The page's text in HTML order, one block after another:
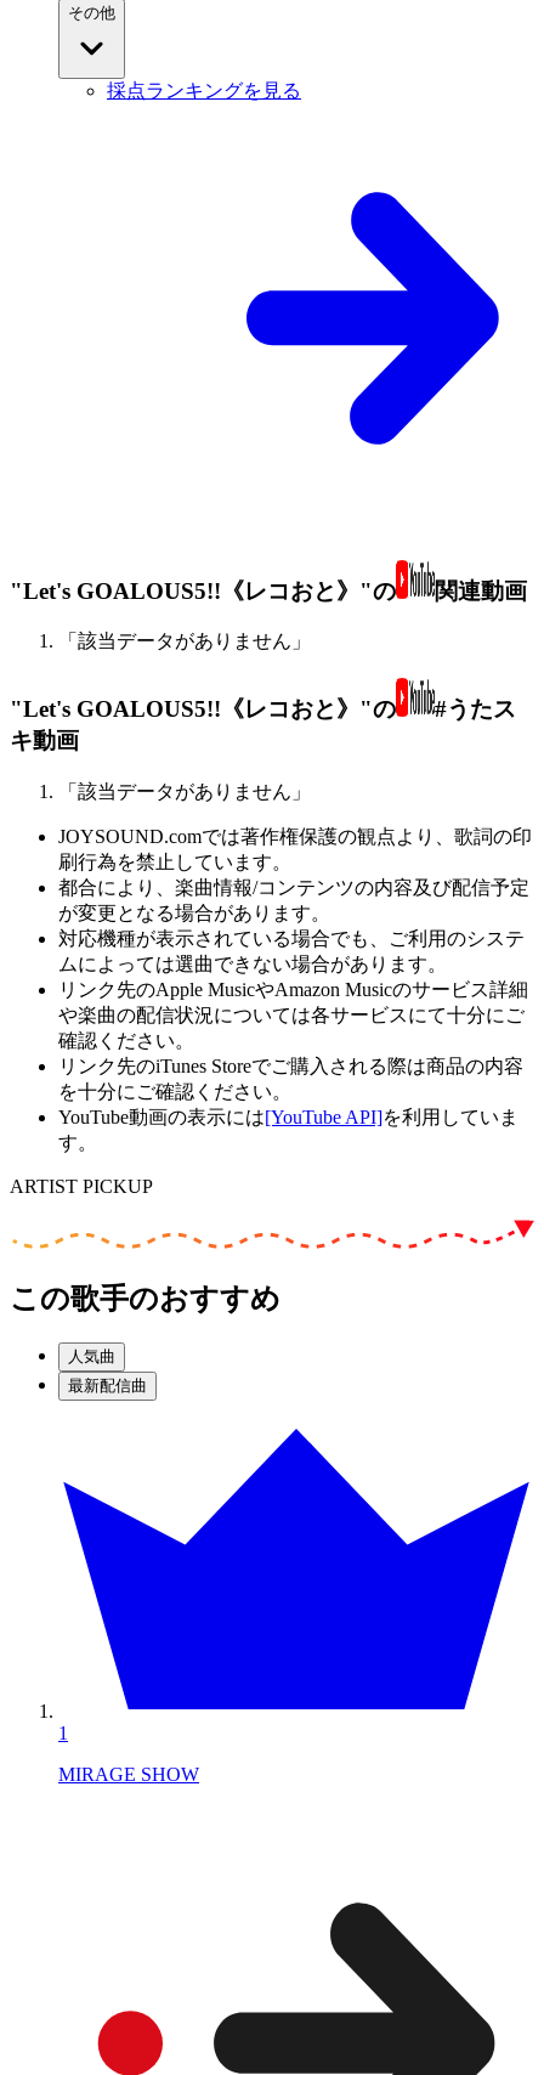
その他
採点ランキングを見る
"Let's GOALOUS5!!《レコおと》"の 関連動画
「該当データがありません」
"Let's GOALOUS5!!《レコおと》"の
#うたス
キ動画
「該当データがありません」
JOYSOUND.comでは著作権保護の観点より、歌詞の印
刷行為を禁止しています。
都合により、楽曲情報/コンテンツの内容及び配信予定
が変更となる場合があります。
対応機種が表示されている場合でも、ご利用のシステ
ムによっては選曲できない場合があります。
リンク先のApple MusicやAmazon Musicのサービス詳細
や楽曲の配信状況については各サービスにて十分にご
確認ください。
リンク先のiTunes Storeでご購入される際は商品の内容
を十分にご確認ください。
YouTube動画の表示には[YouTube API]を利用していま
す。
ARTIST PICKUP
この歌手のおすすめ
人気曲
最新配信曲
1
MIRAGE SHOW